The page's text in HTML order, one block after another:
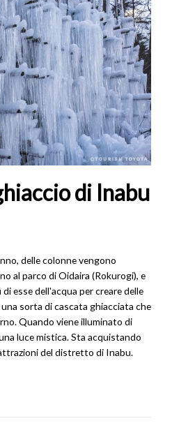
di Inabu
delle colonne vengono
al parco di Oidaira (Rokurogi), e
esse dell'acqua per creare delle
sorta di cascata ghiacciata che
Quando viene illuminato di
luce mistica. Sta acquistando
del distretto di Inabu.